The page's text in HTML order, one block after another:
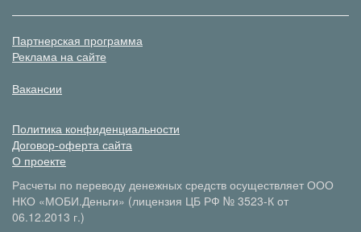
Партнерская программа
Реклама на сайте
Вакансии
Политика конфиденциальности
Договор-оферта сайта
О проекте
Расчеты по переводу денежных средств осуществляет ООО
НКО «МОБИ.Деньги» (лицензия ЦБ РФ № 3523-К от
06.12.2013 г.)